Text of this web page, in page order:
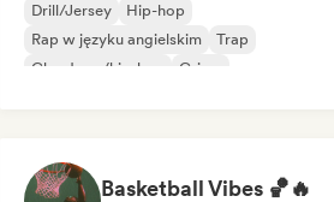
Drill/Jersey
Hip-hop
Rap w języku angielskim
Trap
Cloud rap/hip-hop
Grime
Basketball Vibes 🏀🔥